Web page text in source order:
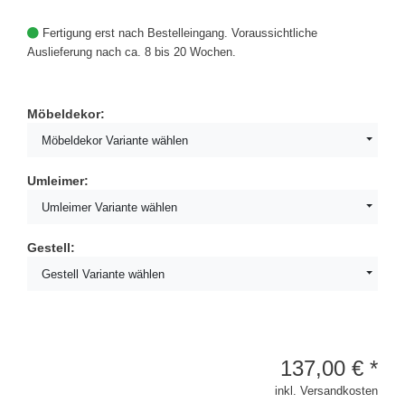
Fertigung erst nach Bestelleingang. Voraussichtliche
Auslieferung nach ca. 8 bis 20 Wochen.
Möbeldekor:
Möbeldekor Variante wählen
Umleimer:
Umleimer Variante wählen
Gestell:
Gestell Variante wählen
137,00 € *
inkl. Versandkosten